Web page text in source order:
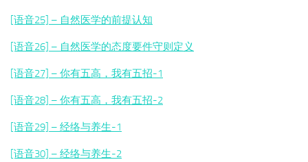
[语音25] – 自然医学的前提认知
[语音26] – 自然医学的态度要件守则定义
[语音27] – 你有五高，我有五招-1
[语音28] – 你有五高，我有五招-2
[语音29] – 经络与养生-1
[语音30] – 经络与养生-2